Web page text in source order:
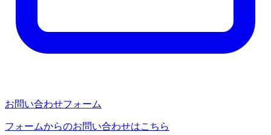
お問い合わせフォーム
フォームからのお問い合わせはこちら